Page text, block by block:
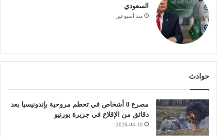
السعودي
منذ أسبوعين
حوادث
مصرع 8 أشخاص في تحطم مروحية بإندونيسيا بعد
دقائق من الإقلاع في جزيرة بورنيو
2026-04-18